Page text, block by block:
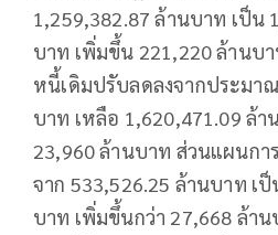
1,259,382.87 ล้านบาท เป็น
บาท เพิ่มขึ้น 221,220 ล้าน
หนี้เดิมปรับลดลงจากประมา
บาท เหลือ 1,620,471.09 ล้า
23,960 ล้านบาท ส่วนแผนก
จาก 533,526.25 ล้านบาท เ
บาท เพิ่มขึ้นกว่า 27,668 ล้า